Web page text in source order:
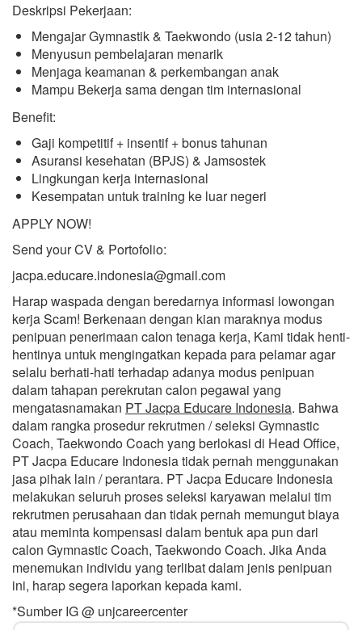
Deskripsi Pekerjaan:
Mengajar Gymnastik & Taekwondo (usia 2-12 tahun)
Menyusun pembelajaran menarik
Menjaga keamanan & perkembangan anak
Mampu Bekerja sama dengan tim internasional
Benefit:
Gaji kompetitif + insentif + bonus tahunan
Asuransi kesehatan (BPJS) & Jamsostek
Lingkungan kerja internasional
Kesempatan untuk training ke luar negeri
APPLY NOW!
Send your CV & Portofolio:
jacpa.educare.indonesia@gmail.com
Harap waspada dengan beredarnya informasi lowongan
kerja Scam! Berkenaan dengan kian maraknya modus
penipuan penerimaan calon tenaga kerja, Kami tidak henti-
hentinya untuk mengingatkan kepada para pelamar agar
selalu berhati-hati terhadap adanya modus penipuan
dalam tahapan perekrutan calon pegawai yang
mengatasnamakan PT Jacpa Educare Indonesia. Bahwa
dalam rangka prosedur rekrutmen / seleksi Gymnastic
Coach, Taekwondo Coach yang berlokasi di Head Office,
PT Jacpa Educare Indonesia tidak pernah menggunakan
jasa pihak lain / perantara. PT Jacpa Educare Indonesia
melakukan seluruh proses seleksi karyawan melalui tim
rekrutmen perusahaan dan tidak pernah memungut biaya
atau meminta kompensasi dalam bentuk apa pun dari
calon Gymnastic Coach, Taekwondo Coach. Jika Anda
menemukan individu yang terlibat dalam jenis penipuan
ini, harap segera laporkan kepada kami.
*Sumber IG @ unjcareercenter